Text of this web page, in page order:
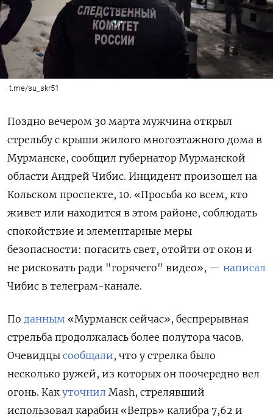
t.me/su_skr51
Поздно вечером 30 марта мужчина открыл
стрельбу с крыши жилого многоэтажного дома в
Мурманске, сообщил губернатор Мурманской
области Андрей Чибис. Инцидент произошел на
Кольском проспекте, 10. «Просьба ко всем, кто
живет или находится в этом районе, соблюдать
спокойствие и элементарные меры
безопасности: погасить свет, отойти от окон и
не рисковать ради "горячего" видео», — написал
Чибис в телеграм-канале.
По данным «Мурманск сейчас», беспрерывная
стрельба продолжалась более полутора часов.
Очевидцы сообщали, что у стрелка было
несколько ружей, из которых он поочередно вел
огонь. Как уточнил Mash, стрелявший
использовал карабин «Вепрь» калибра 7,62 и